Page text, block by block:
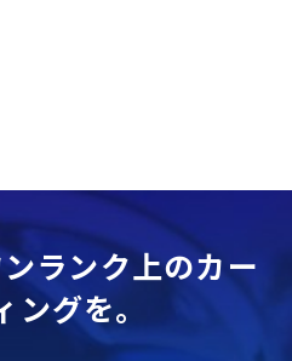
ランク上のカー
ングを。